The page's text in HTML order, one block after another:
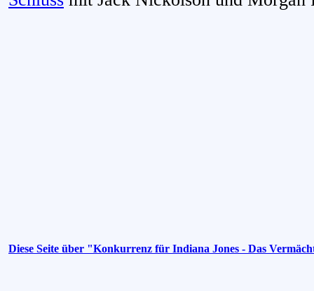
Diese Seite über "Konkurrenz für Indiana Jones - Das